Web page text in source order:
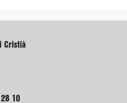
Cristià
10